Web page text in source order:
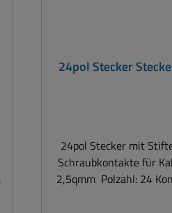
24pol Stecker
24pol Stecker mit
Schraubkontakte für
2,5qmm Polzahl: 24 Kontakte (2-